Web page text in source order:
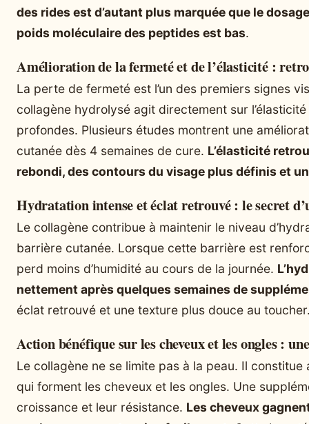
des rides est d’autant plus marquée que le
poids moléculaire des peptides est bas.
Amélioration de la fermeté et de l’élasticité :
La perte de fermeté est l’un des premiers signes
collagène hydrolysé agit directement sur
profondes. Plusieurs études montrent une
cutanée dès 4 semaines de cure. L’élasticité
rebondi, des contours du visage plus définis et
Hydratation intense et éclat retrouvé : le secret
Le collagène contribue à maintenir le niveau
barrière cutanée. Lorsque cette barrière est
perd moins d’humidité au cours de la journée.
nettement après quelques semaines de
éclat retrouvé et une texture plus douce au
Action bénéfique sur les cheveux et les ongles :
Le collagène ne se limite pas à la peau. Il
qui forment les cheveux et les ongles. Une
croissance et leur résistance. Les cheveux